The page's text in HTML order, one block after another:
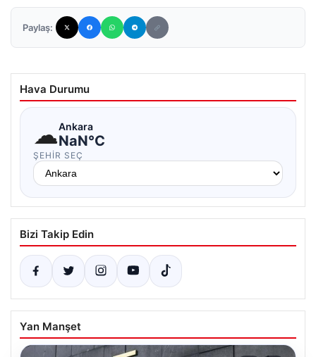
Paylaş:
Hava Durumu
☁Ankara
NaN°C
ŞEHIR SEÇ
Bizi Takip Edin
Yan Manşet